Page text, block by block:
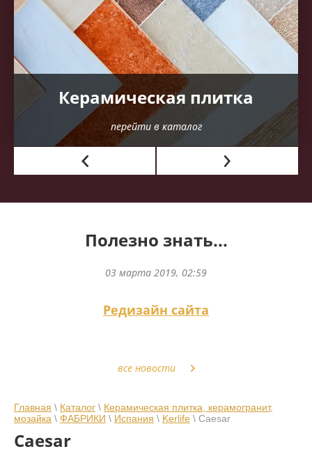
Керамическая плитка
перейти в каталог
Полезно знать...
03 марта 2019, 02:59
Редизайн сайта
все новости
Главная \ Каталог \ Керамическая плитка, керамогранит,
мозайка \ ФАБРИКИ \ Испания \ Kerlife \ Caesar
Caesar